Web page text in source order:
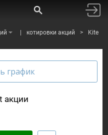
котировки акций >
Kite
акции